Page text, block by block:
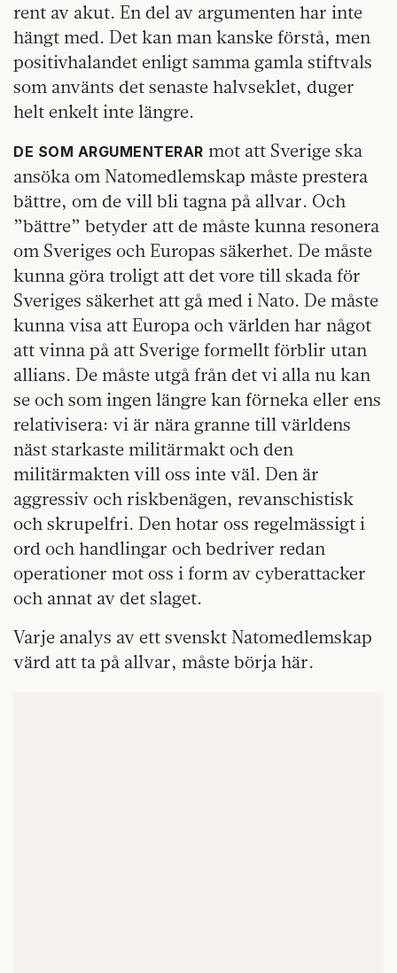
rent av akut. En del av argumenten har inte
hängt med. Det kan man kanske förstå, men
positivhalandet enligt samma gamla stiftvals
som använts det senaste halvseklet, duger
helt enkelt inte längre.
DE SOM ARGUMENTERAR mot att Sverige ska
ansöka om Natomedlemskap måste prestera
bättre, om de vill bli tagna på allvar. Och
”bättre” betyder att de måste kunna resonera
om Sveriges och Europas säkerhet. De måste
kunna göra troligt att det vore till skada för
Sveriges säkerhet att gå med i Nato. De måste
kunna visa att Europa och världen har något
att vinna på att Sverige formellt förblir utan
allians. De måste utgå från det vi alla nu kan
se och som ingen längre kan förneka eller ens
relativisera: vi är nära granne till världens
näst starkaste militärmakt och den
militärmakten vill oss inte väl. Den är
aggressiv och riskbenägen, revanschistisk
och skrupelfri. Den hotar oss regelmässigt i
ord och handlingar och bedriver redan
operationer mot oss i form av cyberattacker
och annat av det slaget.
Varje analys av ett svenskt Natomedlemskap
värd att ta på allvar, måste börja här.